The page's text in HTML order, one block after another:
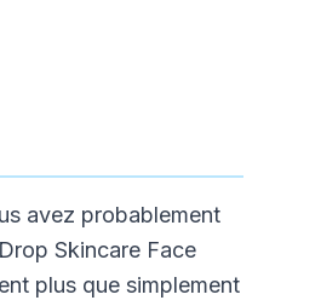
avez probablement
Skincare Face
plus que simplement